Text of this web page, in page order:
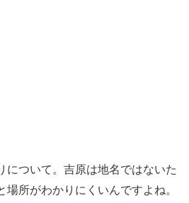
について。吉原は地名ではないた
所がわかりにくいんですよね。